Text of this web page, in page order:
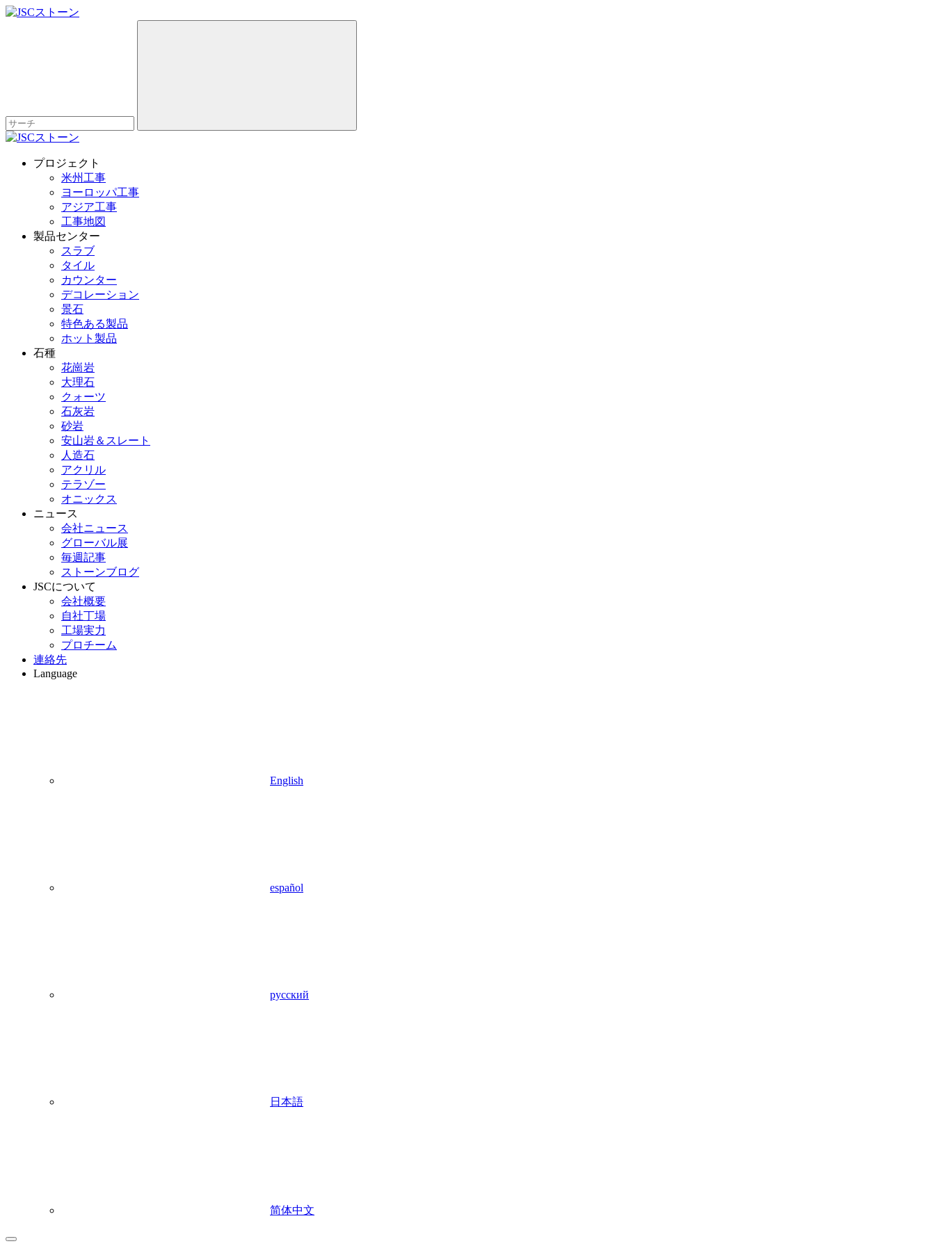
プロジェクト
米州工事
ヨーロッパ工事
アジア工事
工事地図
製品センター
スラブ
タイル
カウンター
デコレーション
景石
特色ある製品
ホット製品
石種
花崗岩
大理石
クォーツ
石灰岩
砂岩
安山岩＆スレート
人造石
アクリル
テラゾー
オニックス
ニュース
会社ニュース
グローバル展
毎週記事
ストーンブログ
JSCについて
会社概要
自社丁場
工場実力
プロチーム
連絡先
Language
English
español
русский
日本語
简体中文